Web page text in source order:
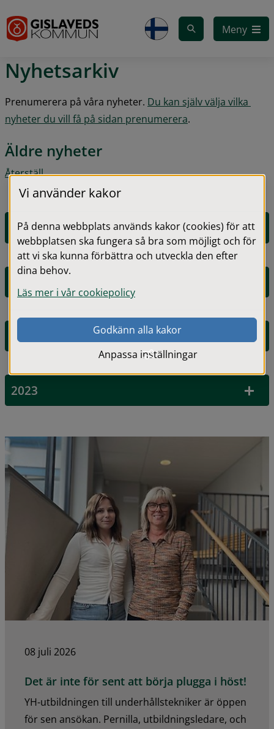
Meny
Nyhetsarkiv
Prenumerera på våra nyheter. Du kan själv välja vilka
nyheter du vill få på sidan prenumerera.
Äldre nyheter
Återställ
2026
2024
2023
08 juli 2026
Det är inte för sent att börja plugga i höst!
YH-utbildningen till underhållstekniker är öppen
för sen ansökan. Pernilla, utbildningsledare, och
Vi använder kakor
På denna webbplats används kakor (cookies) för att
webbplatsen ska fungera så bra som möjligt och för
att vi ska kunna förbättra och utveckla den efter
dina behov.
Läs mer i vår cookiepolicy
Godkänn alla kakor
Anpassa inställningar